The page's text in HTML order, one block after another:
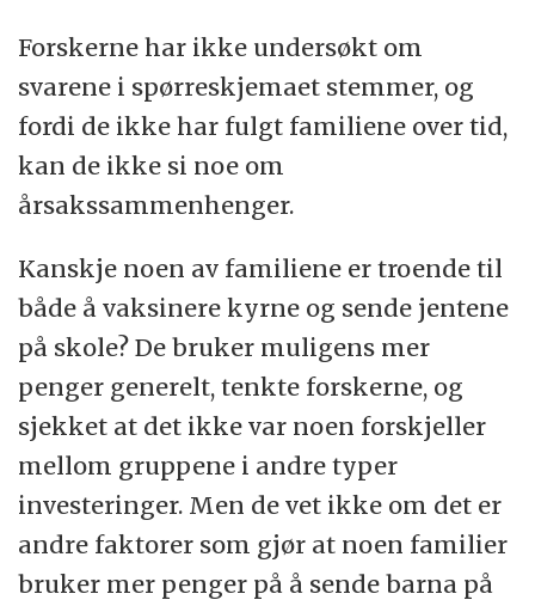
Forskerne har ikke undersøkt om
svarene i spørreskjemaet stemmer, og
fordi de ikke har fulgt familiene over tid,
kan de ikke si noe om
årsakssammenhenger.
Kanskje noen av familiene er troende til
både å vaksinere kyrne og sende jentene
på skole? De bruker muligens mer
penger generelt, tenkte forskerne, og
sjekket at det ikke var noen forskjeller
mellom gruppene i andre typer
investeringer. Men de vet ikke om det er
andre faktorer som gjør at noen familier
bruker mer penger på å sende barna på